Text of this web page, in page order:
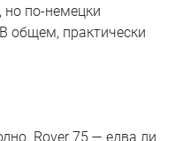
по-немецки
общем, практически
Rover 75 — едва ли